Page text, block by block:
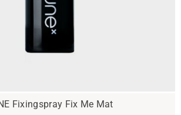
Fixingspray Fix Me Mat